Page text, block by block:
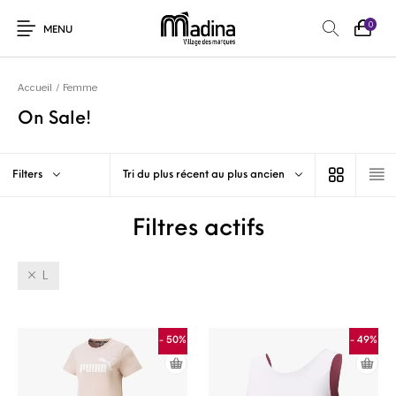
MENU
0
Accueil / Femme
On Sale!
Filters Tri du plus récent au plus ancien
Filtres actifs
L
- 50% - 49%